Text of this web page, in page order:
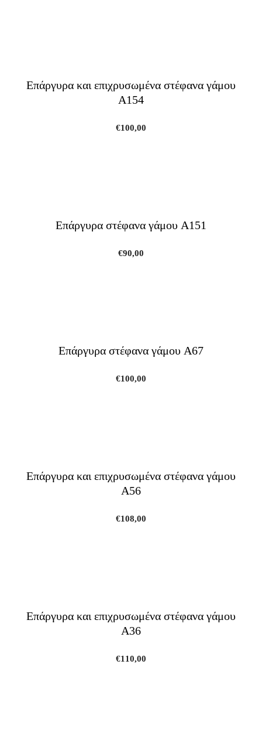
Επάργυρα και επιχρυσωμένα στέφανα γάμου
A154
€100,00
Επάργυρα στέφανα γάμου A151
€90,00
Επάργυρα στέφανα γάμου A67
€100,00
Επάργυρα και επιχρυσωμένα στέφανα γάμου
A56
€108,00
Επάργυρα και επιχρυσωμένα στέφανα γάμου
A36
€110,00